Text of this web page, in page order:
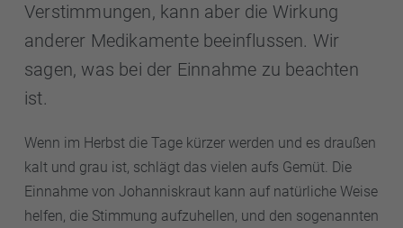
Verstimmungen, kann aber die Wirkung
anderer Medikamente beeinflussen. Wir
sagen, was bei der Einnahme zu beachten
ist.
Wenn im Herbst die Tage kürzer werden und es draußen
kalt und grau ist, schlägt das vielen aufs Gemüt. Die
Einnahme von Johanniskraut kann auf natürliche Weise
helfen, die Stimmung aufzuhellen, und den sogenannten